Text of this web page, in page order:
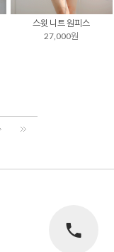
스윗 니트 원피스
27,000원